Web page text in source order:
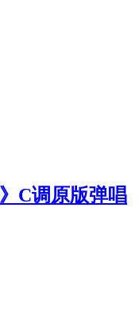
C调原版弹唱